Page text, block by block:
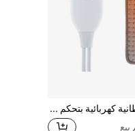
Hailicare وسادة/بطانية كهربائية بتحكم في درجة الحرارة على 10 مستوى، وضبط مؤقت على 3 إعدادات، للتسخين/التبريد/التدفئة بدرجة حرارة ثابتة